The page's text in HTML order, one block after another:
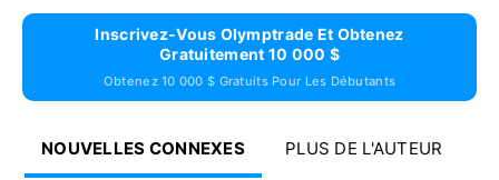
Inscrivez-Vous Olymptrade Et Obtenez
Gratuitement 10 000 $
Obtenez 10 000 $ Gratuits Pour Les Débutants
NOUVELLES CONNEXES PLUS DE L'AUTEUR